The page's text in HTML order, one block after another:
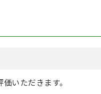
いただきます。